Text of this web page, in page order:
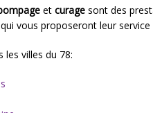
et curage sont des
vous proposeront leur service
villes du 78: